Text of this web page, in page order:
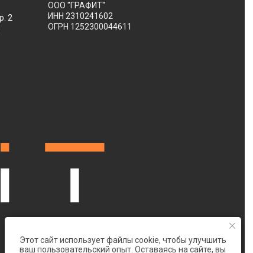
2
ООО "ГРАФИТ"
ИНН 2310241602
ОГРН 1252300044611
Этот сайт использует файлы cookie, чтобы улучшить
ваш пользовательский опыт. Оставаясь на сайте, вы